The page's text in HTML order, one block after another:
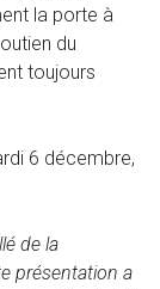
la porte à
du
toujours
6 décembre,
de la
présentation a